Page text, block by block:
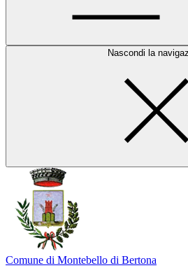
Nascondi la
Comune di Montebello di Bertona